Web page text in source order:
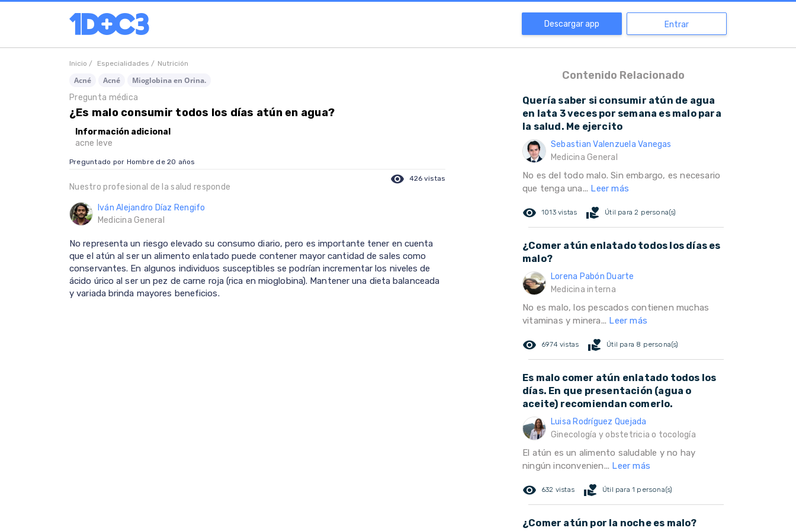
Descargar app Entrar
Inicio / Especialidades / Nutrición
Acné Acné
Mioglobina en Orina.
Pregunta médica
¿Es malo consumir todos los días atún en agua?
Información adicional
acne leve
Preguntado por Hombre de 20 años
visibility 426 vistas
Nuestro profesional de la salud responde
Iván Alejandro Díaz Rengifo
Medicina General
No representa un riesgo elevado su consumo diario, pero es importante tener en cuenta
que el atún al ser un alimento enlatado puede contener mayor cantidad de sales como
conservantes. En algunos individuos susceptibles se podrían incrementar los niveles de
ácido úrico al ser un pez de carne roja (rica en mioglobina). Mantener una dieta balanceada
y variada brinda mayores beneficios.
Contenido Relacionado
Quería saber si consumir atún de agua
en lata 3 veces por semana es malo para
la salud. Me ejercito
Sebastian Valenzuela Vanegas
Medicina General
No es del todo malo. Sin embargo, es necesario
que tenga una... Leer más
remove_red_eye 1013 vistas volunteer_activism Útil para 2 persona(s)
¿Comer atún enlatado todos los días es
malo?
Lorena Pabón Duarte
Medicina interna
No es malo, los pescados contienen muchas
vitaminas y minera... Leer más
remove_red_eye 6974 vistas volunteer_activism Útil para 8 persona(s)
Es malo comer atún enlatado todos los
días. En que presentación (agua o
aceite) recomiendan comerlo.
Luisa Rodríguez Quejada
Ginecología y obstetricia o tocología
El atún es un alimento saludable y no hay
ningún inconvenien... Leer más
remove_red_eye 632 vistas volunteer_activism Útil para 1 persona(s)
¿Comer atún por la noche es malo?